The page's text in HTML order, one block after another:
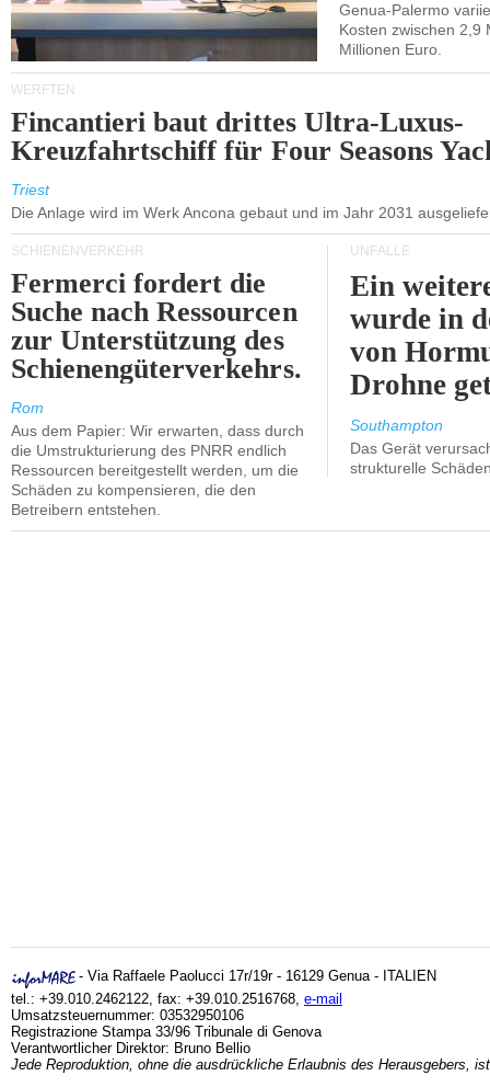
Genua-Palermo
Kosten zwischen 2,9
Millionen Euro.
WERFTEN
Fincantieri baut drittes Ultra-Luxus-
Kreuzfahrtschiff für Four Seasons
Triest
Die Anlage wird im Werk Ancona gebaut und im Jahr 2031
SCHIENENVERKEHR
Fermerci fordert die
Suche nach Ressourcen
zur Unterstützung des
Schienengüterverkehrs.
Rom
Aus dem Papier: Wir erwarten, dass durch
die Umstrukturierung des PNRR endlich
Ressourcen bereitgestellt werden, um die
Schäden zu kompensieren, die den
Betreibern entstehen.
UNFÄLLE
Ein
wurde in
von
Drohne
Southampton
Das Gerät
strukturelle
- Via Raffaele Paolucci 17r/19r - 16129 Genua - ITALIEN
tel.: +39.010.2462122, fax: +39.010.2516768, e-mail
Umsatzsteuernummer: 03532950106
Registrazione Stampa 33/96 Tribunale di Genova
Verantwortlicher Direktor: Bruno Bellio
Jede Reproduktion, ohne die ausdrückliche Erlaubnis des Herausgebers,